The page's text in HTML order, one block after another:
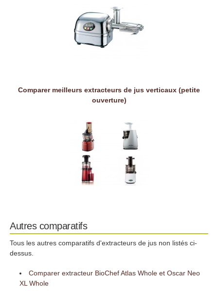
Comparer meilleurs extracteurs de jus verticaux (petite
ouverture)
Autres comparatifs
Tous les autres comparatifs d'extracteurs de jus non listés ci-
dessus.
Comparer extracteur BioChef Atlas Whole et Oscar Neo
XL Whole